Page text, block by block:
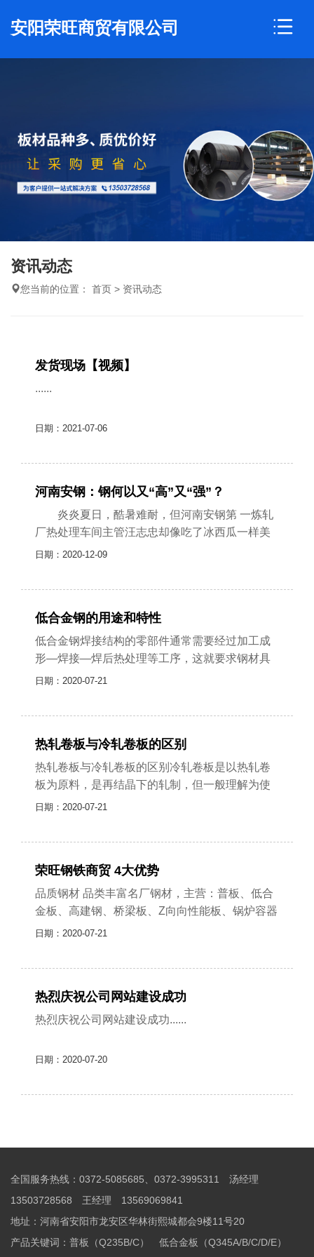
安阳荣旺商贸有限公司
资讯动态
您当前的位置： 首页 > 资讯动态
发货现场【视频】
......
日期：2021-07-06
河南安钢：钢何以又“高”又“强”？
炎炎夏日，酷暑难耐，但河南安钢第 一炼轧
厂热处理车间主管汪志忠却像吃了冰西瓜一样美
滋滋的，步伐格外轻快。原来，热处理车间2020
日期：2020-12-09
低合金钢的用途和特性
低合金钢焊接结构的零部件通常需要经过加工成
形—焊接—焊后热处理等工序，这就要求钢材具
有良好的工艺性能。工艺性能包括金属的焊接
日期：2020-07-21
热轧卷板与冷轧卷板的区别
热轧卷板与冷轧卷板的区别冷轧卷板是以热轧卷
板为原料，是再结晶下的轧制，但一般理解为使
用常温轧制材料的轧制。欧美多采用3~6台连续式
日期：2020-07-21
荣旺钢铁商贸 4大优势
品质钢材 品类丰富名厂钢材，主营：普板、低合
金板、高建钢、桥梁板、Z向向性能板、锅炉容器
板及板材的定扎品质钢材 品类丰富价优质好 供货
日期：2020-07-21
热烈庆祝公司网站建设成功
热烈庆祝公司网站建设成功......
日期：2020-07-20
全国服务热线：0372-5085685、0372-3995311 汤经理
13503728568 王经理 13569069841
地址：河南省安阳市龙安区华林街熙城都会9楼11号20
产品关键词： 普板（Q235B/C） 低合金板（Q345A/B/C/D/E）